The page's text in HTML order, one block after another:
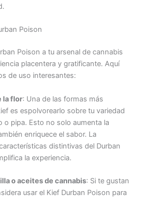
Poison
Poison a tu arsenal de cannabis
placentera y gratificante. Aquí
de uso interesantes:
la flor: Una de las formas más
es espolvorearlo sobre tu variedad
o pipa. Esto no solo aumenta la
enriquece el sabor. La
distintivas del Durban
la experiencia.
o aceites de cannabis: Si te gustan
usar el Kief Durban Poison para